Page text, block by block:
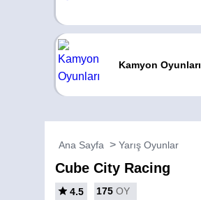
Kamyon Oyunları
Ana Sayfa Yarış Oyunlar
Cube City Racing
4.5 175 OY